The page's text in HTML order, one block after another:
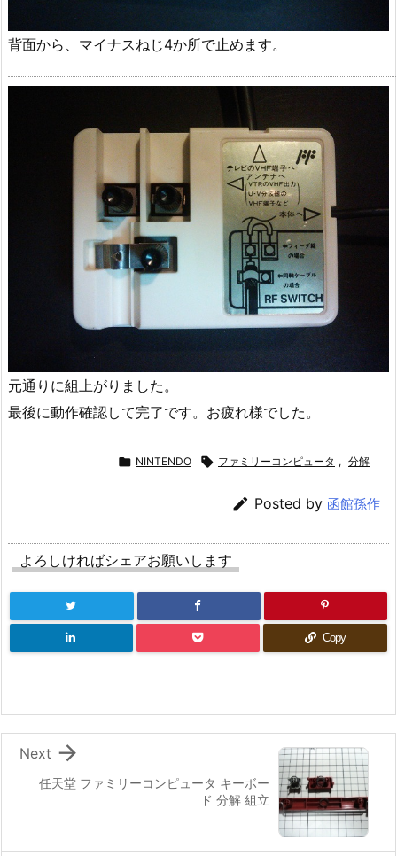
背面から、マイナスねじ4か所で止めます。
元通りに組上がりました。
最後に動作確認して完了です。お疲れ様でした。
 NINTENDO  ファミリーコンピュータ , 分解
 Posted by 函館孫作
よろしければシェアお願いします
Copy
任天堂 ファミリーコンピュータ キーボー
ド 分解 組立

Next